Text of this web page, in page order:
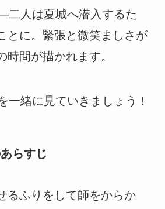
人は夏城へ潜入するた
とに。緊張と微笑ましさが
時間が描かれます。
一緒に見ていきましょう！
らすじ
るふりをして師をからか